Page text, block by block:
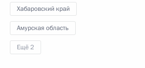
Хабаровский край
Амурская область
Ещё 2